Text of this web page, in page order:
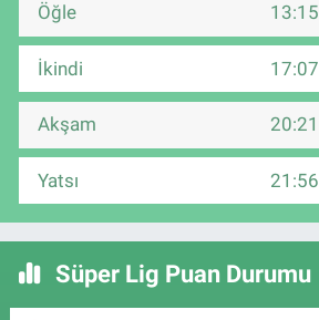
Öğle 13:15
İkindi 17:07
Akşam 20:21
Yatsı 21:56
Süper Lig Puan Durumu